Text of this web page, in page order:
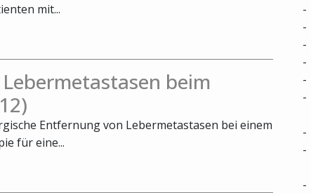
mit...
beim
Entfernung von Lebermetastasen bei einem
für eine...